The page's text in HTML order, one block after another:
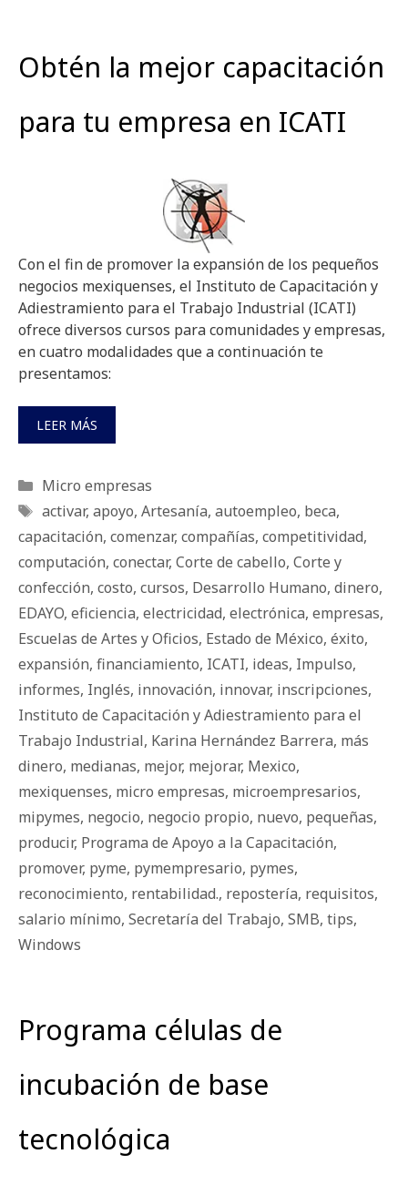
Obtén la mejor capacitación
para tu empresa en ICATI
Con el fin de promover la expansión de los pequeños
negocios mexiquenses, el Instituto de Capacitación y
Adiestramiento para el Trabajo Industrial (ICATI)
ofrece diversos cursos para comunidades y empresas,
en cuatro modalidades que a continuación te
presentamos:
LEER MÁS
Categorías
Micro empresas
Etiquetas
activar, apoyo, Artesanía, autoempleo, beca,
capacitación, comenzar, compañías, competitividad,
computación, conectar, Corte de cabello, Corte y
confección, costo, cursos, Desarrollo Humano, dinero,
EDAYO, eficiencia, electricidad, electrónica, empresas,
Escuelas de Artes y Oficios, Estado de México, éxito,
expansión, financiamiento, ICATI, ideas, Impulso,
informes, Inglés, innovación, innovar, inscripciones,
Instituto de Capacitación y Adiestramiento para el
Trabajo Industrial, Karina Hernández Barrera, más
dinero, medianas, mejor, mejorar, Mexico,
mexiquenses, micro empresas, microempresarios,
mipymes, negocio, negocio propio, nuevo, pequeñas,
producir, Programa de Apoyo a la Capacitación,
promover, pyme, pymempresario, pymes,
reconocimiento, rentabilidad., repostería, requisitos,
salario mínimo, Secretaría del Trabajo, SMB, tips,
Windows
Programa células de
incubación de base
tecnológica